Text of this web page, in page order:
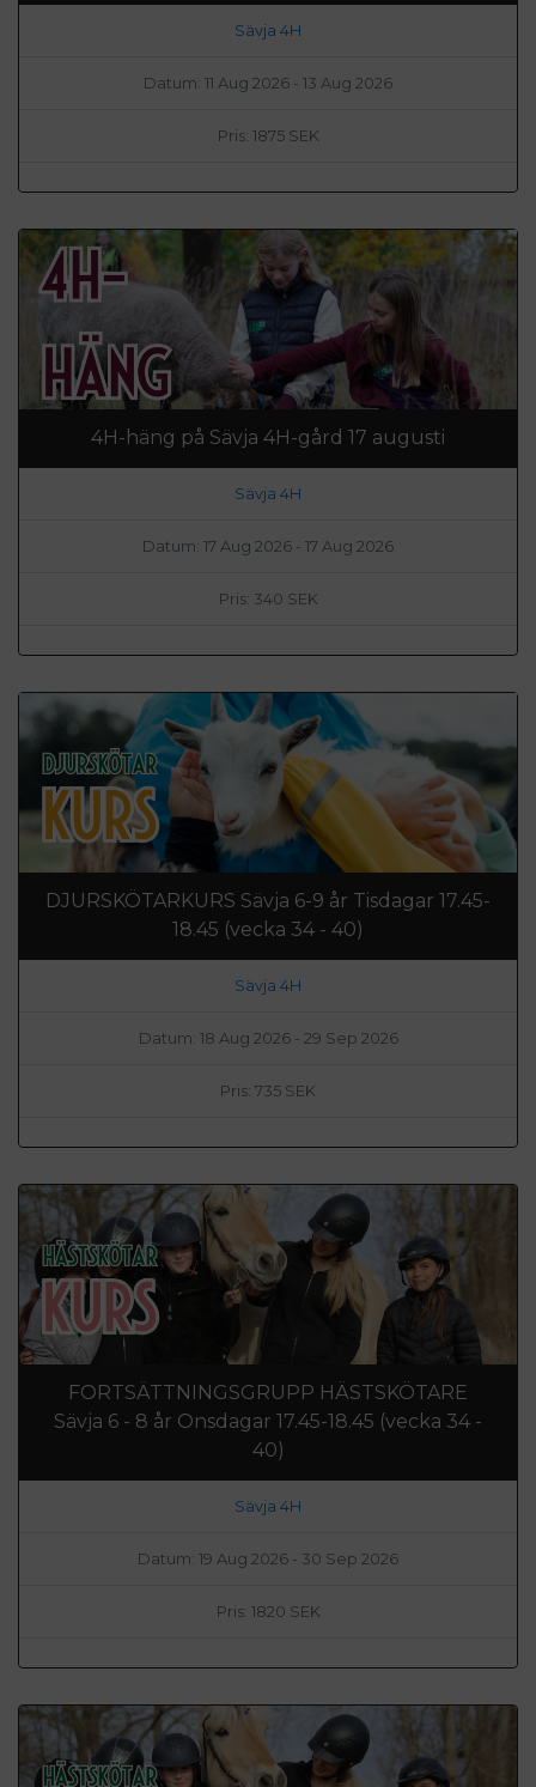
Sävja 4H
Datum: 11 Aug 2026 - 13 Aug 2026
Pris: 1875 SEK
4H-häng på Sävja 4H-gård 17 augusti
Sävja 4H
Datum: 17 Aug 2026 - 17 Aug 2026
Pris: 340 SEK
DJURSKÖTARKURS Sävja 6-9 år Tisdagar 17.45-
18.45 (vecka 34 - 40)
Sävja 4H
Datum: 18 Aug 2026 - 29 Sep 2026
Pris: 735 SEK
FORTSÄTTNINGSGRUPP HÄSTSKÖTARE
Sävja 6 - 8 år Onsdagar 17.45-18.45 (vecka 34 -
40)
Sävja 4H
Datum: 19 Aug 2026 - 30 Sep 2026
Pris: 1820 SEK